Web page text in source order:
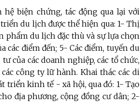
biện chứng, tác động qua lại với
du lịch được thể hiện qua: 1- Thị
phẩm du lịch đặc thù và sự lựa chọn
điểm đến; 5- Các điểm, tuyến du
của các doanh nghiệp, các tổ chức,
công ty lữ hành. Khai thác các di
triển kinh tế - xã hội, qua đó: 1- Tạo
địa phương, cộng đồng cư dân; 2-